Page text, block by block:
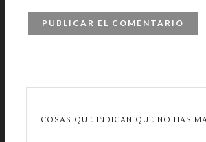
COSAS QUE INDICAN QUE NO HAS